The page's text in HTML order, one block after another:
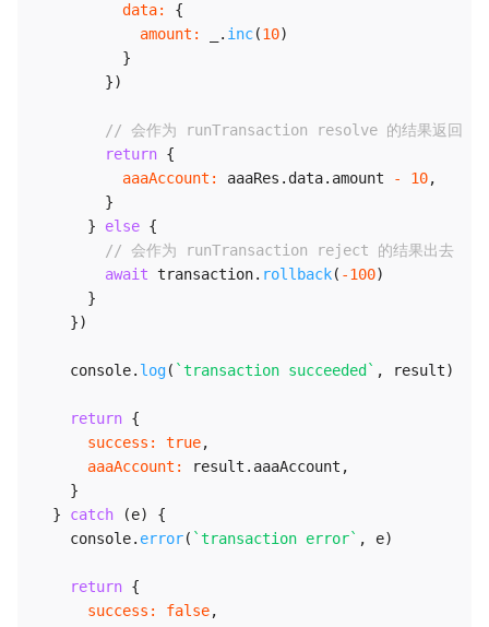
data:
{
amount : . inc(10)
}
})
// 会作为 runTransaction resolve 的结果返回
return {
aaaAccount : aaaRes . data. amount - 10,
}
}
else {
// 会作为 runTransaction reject 的结果出去
await transaction. rollback( -100)
}
})
    console
. log( `transaction succeeded ` , result)
return {
success : true,
aaaAccount : result . aaaAccount ,
}
}
catch (e)
{
    console
. error( `transaction error` , e)
return {
success : false,